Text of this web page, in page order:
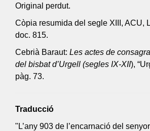
Original perdut.
Còpia resumida del segle XIII, ACU,
doc. 815.
Cebrià Baraut: Les actes de
del bisbat d’Urgell (segles IX-XII),
pàg. 73.
Traducció
"L’any 903 de l’encarnació del